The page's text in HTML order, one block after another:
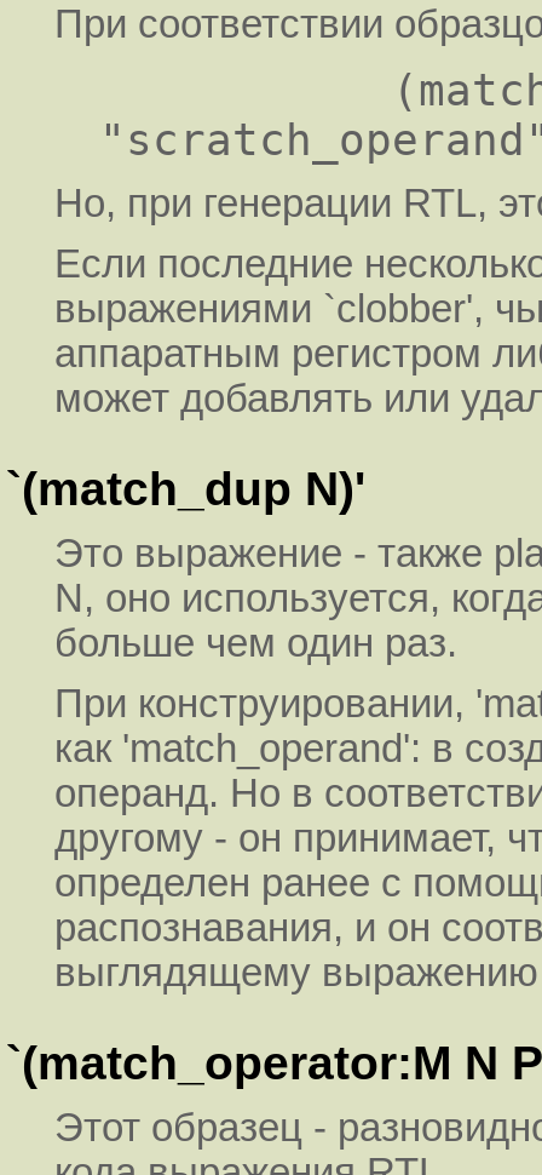
При соответствии
Но, при генерации RTL,
Если последние
выражениями `clobber',
аппаратным регистром
может добавлять или
`(match_dup N)'
Это выражение - также
N, оно используется,
больше чем один раз.
При конструировании,
как 'match_operand': в
операнд. Но в
другому - он принимает,
определен ранее с
распознавания, и он
выглядящему
`(match_operator:M N
Этот образец -